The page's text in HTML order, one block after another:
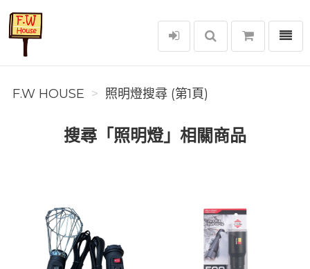
F.W House
選單
F.W HOUSE 照明燈搜尋 (第1頁)
搜尋「照明燈」相關商品